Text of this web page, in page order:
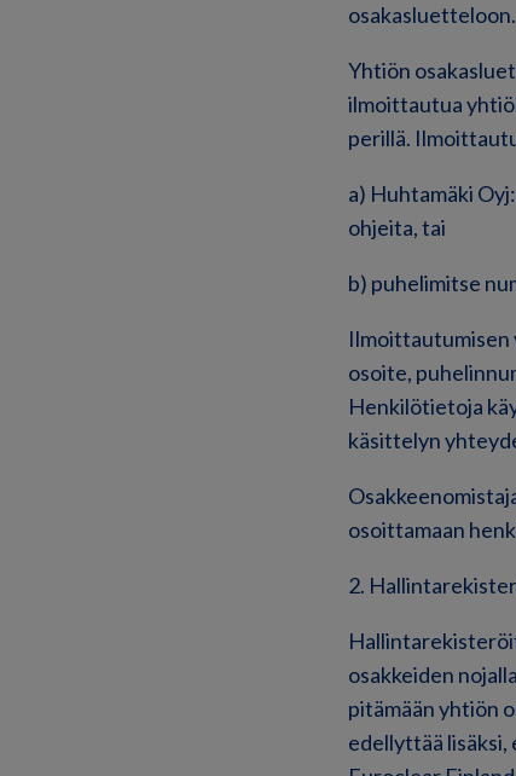
osakasluetteloon.
Yhtiön
ilmoittautua
perillä.
a) Huhtamäki
ohjeita, tai
b) puhelimitse
Ilmoittautumisen
osoite,
Henkilötietoja
käsittelyn
osoittamaan
2.
osakkeiden
pitämään yhtiön
edellyttää lisäksi,